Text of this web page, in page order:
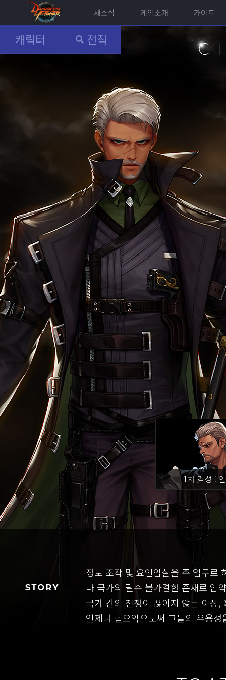
새소식 게임소개 가이드
캐릭터 전직
1차 각성 :
정보 조작 및 요인암살을 주 업무로
나 국가의 필수 불가결한 존재로 암
국가 간의 전쟁이 끊이지 않는 이상
언제나 필요악으로써 그들의 유용